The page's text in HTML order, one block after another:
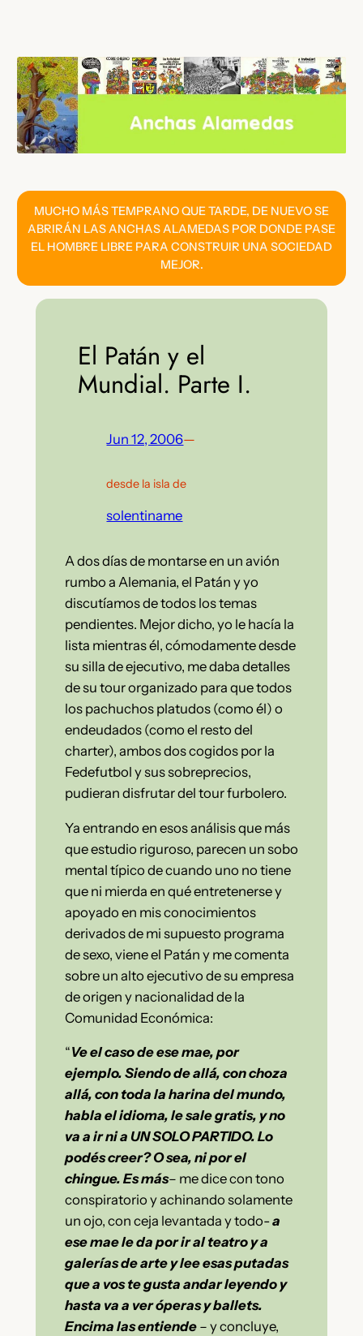
contenido
MUCHO MÁS TEMPRANO QUE TARDE, DE NUEVO SE
ABRIRÁN LAS ANCHAS ALAMEDAS POR DONDE PASE
EL HOMBRE LIBRE PARA CONSTRUIR UNA SOCIEDAD
MEJOR.
El Patán y el
Mundial. Parte I.
Jun 12, 2006—
desde la isla de
solentiname
A dos días de montarse en un avión
rumbo a Alemania, el Patán y yo
discutíamos de todos los temas
pendientes. Mejor dicho, yo le hacía la
lista mientras él, cómodamente desde
su silla de ejecutivo, me daba detalles
de su tour organizado para que todos
los pachuchos platudos (como él) o
endeudados (como el resto del
charter), ambos dos cogidos por la
Fedefutbol y sus sobreprecios,
pudieran disfrutar del tour furbolero.
Ya entrando en esos análisis que más
que estudio riguroso, parecen un sobo
mental típico de cuando uno no tiene
que ni mierda en qué entretenerse y
apoyado en mis conocimientos
derivados de mi supuesto programa
de sexo, viene el Patán y me comenta
sobre un alto ejecutivo de su empresa
de origen y nacionalidad de la
Comunidad Económica:
“Ve el caso de ese mae, por
ejemplo. Siendo de allá, con choza
allá, con toda la harina del mundo,
habla el idioma, le sale gratis, y no
va a ir ni a UN SOLO PARTIDO. Lo
podés creer? O sea, ni por el
chingue. Es más– me dice con tono
conspiratorio y achinando solamente
un ojo, con ceja levantada y todo-a
ese mae le da por ir al teatro y a
galerías de arte y lee esas putadas
que a vos te gusta andar leyendo y
hasta va a ver óperas y ballets.
Encima las entiende– y concluye,